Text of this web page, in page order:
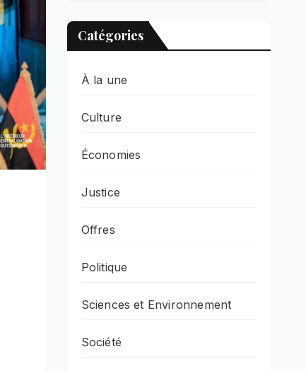
Catégories
À la une
Culture
Économies
Justice
Offres
Politique
Sciences et Environnement
Société